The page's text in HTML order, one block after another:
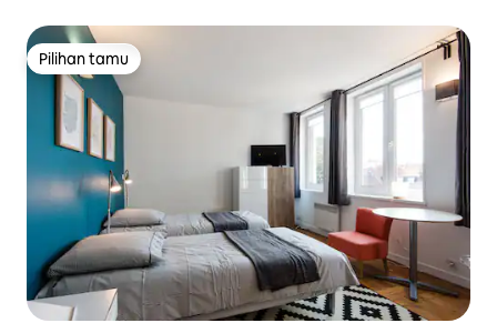
Pilihan tamu
Pilihan tamu